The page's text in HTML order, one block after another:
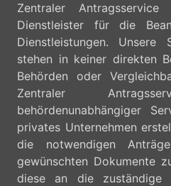
Zentraler
Dienstleister für die
Dienstleistungen. Unsere
stehen in keiner direkten
Behörden oder
Zentraler
behördenunabhängiger
privates Unternehmen
die notwendigen
gewünschten Dokumente
diese an die